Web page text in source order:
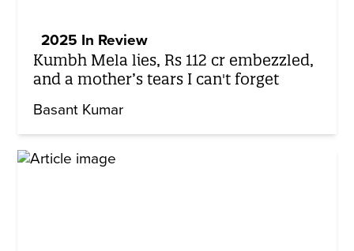
2025 In Review
Kumbh Mela lies, Rs 112 cr embezzled,
and a mother’s tears I can't forget
Basant Kumar